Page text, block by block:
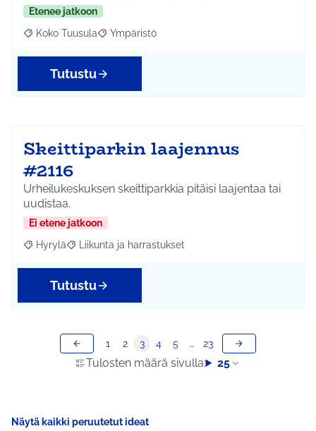
Etenee jatkoon
Rajaa tulokset aihepiirin mukaan: Koko Tuusula
Koko Tuusula Rajaa tulokset teeman mukaan: Ympäristö
Ympäristö
Tutustu
Skeittiparkin laajennus
#2116
Urheilukeskuksen skeittiparkkia pitäisi laajentaa tai
uudistaa.
Ei etene jatkoon
Rajaa tulokset aihepiirin mukaan: Hyrylä
Hyrylä Rajaa tulokset teeman mukaan: Liikunta ja
Liikunta ja harrastukset
Tutustu
Tulosten määrä sivulla: 25
1 2 3 4 5 … 23
Näytä kaikki peruutetut ideat